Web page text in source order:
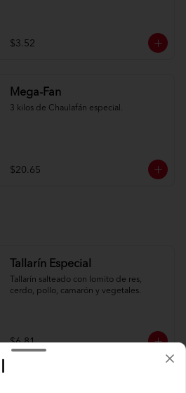
$3.52
Mega-Fan
3 kilos de Chaulafán especial.
$20.65
Tallarín Especial
Tallarín salteado con lomito de res,
cerdo, pollo, camarón y vegetales.
$6.81